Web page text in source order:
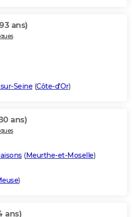
ans)
Seine (Côte-d'Or)
ans)
(Meurthe-et-Moselle)
)
ans)